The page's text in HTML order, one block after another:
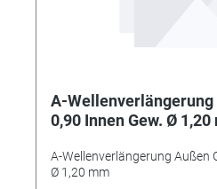
A-Wellenverlängerung
0,90 Innen Gew. Ø 1,20
A-Wellenverlängerung Außen
Ø 1,20 mm